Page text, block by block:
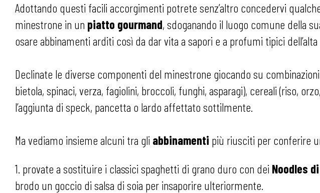
Adottando questi facili accorgimenti potrete senz’altro concedervi
minestrone in un piatto gourmand, sdoganando il luogo comune della
osare abbinamenti arditi così da dar vita a sapori e a profumi tipici
Declinate le diverse componenti del minestrone giocando su
bietola, spinaci, verza, fagiolini, broccoli, funghi, asparagi), cereali (riso,
l’aggiunta di speck, pancetta o lardo affettato sottilmente.
Ma vediamo insieme alcuni tra gli abbinamenti più riusciti per conferire
1. provate a sostituire i classici spaghetti di grano duro con dei Noodles
brodo un goccio di salsa di soia per insaporire ulteriormente.